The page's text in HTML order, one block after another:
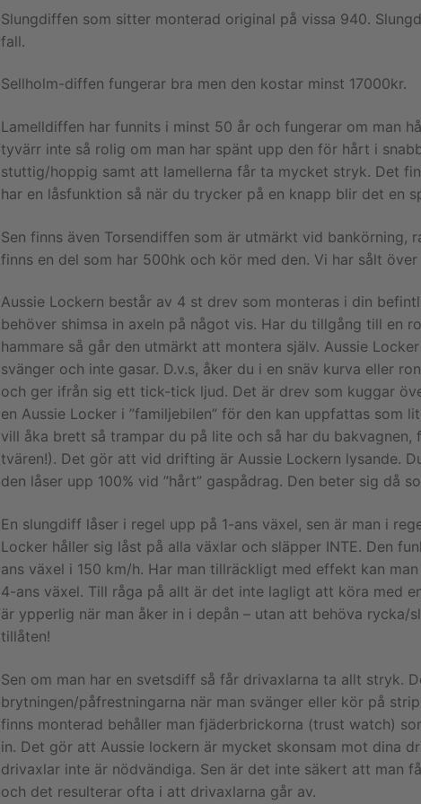
Slungdiffen som sitter monterad original på vissa 940.
fall.
Sellholm-diffen fungerar bra men den kostar minst 17000kr.
Lamelldiffen har funnits i minst 50 år och fungerar om man
tyvärr inte så rolig om man har spänt upp den för hårt i
stuttig/hoppig samt att lamellerna får ta mycket stryk. Det
har en låsfunktion så när du trycker på en knapp blir det en
Sen finns även Torsendiffen som är utmärkt vid bankörning,
finns en del som har 500hk och kör med den. Vi har sålt
Aussie Lockern består av 4 st drev som monteras i din
behöver shimsa in axeln på något vis. Har du tillgång till en
hammare så går den utmärkt att montera själv. Aussie
svänger och inte gasar. D.v.s, åker du i en snäv kurva eller
och ger ifrån sig ett tick-tick ljud. Det är drev som kuggar
en Aussie Locker i ”familjebilen” för den kan uppfattas som
vill åka brett så trampar du på lite och så har du
tvären!). Det gör att vid drifting är Aussie Lockern lysande.
den låser upp 100% vid ”hårt” gaspådrag. Den beter sig då
En slungdiff låser i regel upp på 1-ans växel, sen är man i
Locker håller sig låst på alla växlar och släpper INTE. Den
ans växel i 150 km/h. Har man tillräckligt med effekt kan
4-ans växel. Till råga på allt är det inte lagligt att köra med
är ypperlig när man åker in i depån – utan att behöva rycka/
tillåten!
Sen om man har en svetsdiff så får drivaxlarna ta allt stryk.
brytningen/påfrestningarna när man svänger eller kör på
finns monterad behåller man fjäderbrickorna (trust watch)
in. Det gör att Aussie lockern är mycket skonsam mot dina
drivaxlar inte är nödvändiga. Sen är det inte säkert att man
och det resulterar ofta i att drivaxlarna går av.